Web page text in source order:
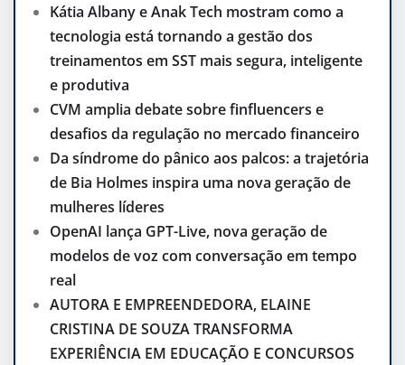
Kátia Albany e Anak Tech mostram como a
tecnologia está tornando a gestão dos
treinamentos em SST mais segura, inteligente
e produtiva
CVM amplia debate sobre finfluencers e
desafios da regulação no mercado financeiro
Da síndrome do pânico aos palcos: a trajetória
de Bia Holmes inspira uma nova geração de
mulheres líderes
OpenAI lança GPT-Live, nova geração de
modelos de voz com conversação em tempo
real
AUTORA E EMPREENDEDORA, ELAINE
CRISTINA DE SOUZA TRANSFORMA
EXPERIÊNCIA EM EDUCAÇÃO E CONCURSOS